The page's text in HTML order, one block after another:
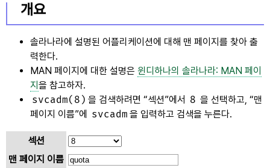
개요
솔라나라에 설명된 어플리케이션에 대해 맨 페이지를 찾아 출
력한다.
MAN 페이지에 대한 설명은 윈디하나의 솔라나라: MAN 페이
지을 참고하자.
svcadm(8) 을 검색하려면 섹션 에서 8 을 선택하고,
맨
페이지 이름 에 svcadm 을 입력하고 검색을 누른다.
섹션
맨 페이지 이름